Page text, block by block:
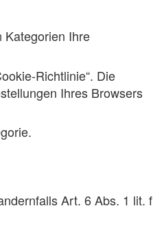
Kategorien Ihre
Richtlinie“. Die
Ihres Browsers
Art. 6 Abs. 1 lit. f